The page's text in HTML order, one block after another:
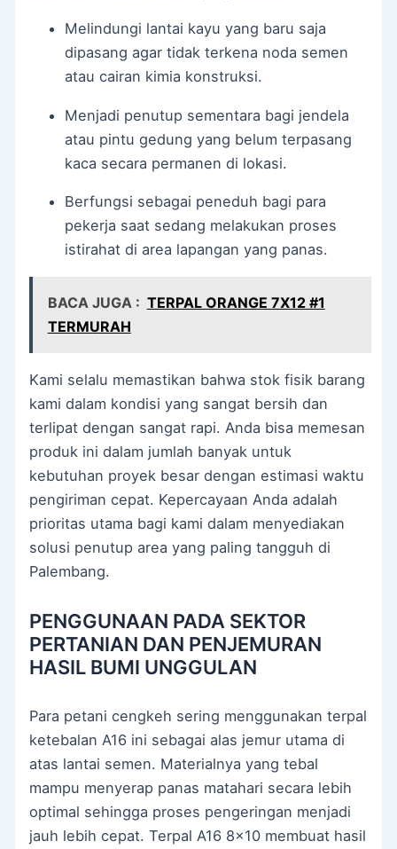
Melindungi lantai kayu yang baru saja
dipasang agar tidak terkena noda semen
atau cairan kimia konstruksi.
Menjadi penutup sementara bagi jendela
atau pintu gedung yang belum terpasang
kaca secara permanen di lokasi.
Berfungsi sebagai peneduh bagi para
pekerja saat sedang melakukan proses
istirahat di area lapangan yang panas.
BACA JUGA : TERPAL ORANGE 7X12 #1
TERMURAH
Kami selalu memastikan bahwa stok fisik barang
kami dalam kondisi yang sangat bersih dan
terlipat dengan sangat rapi. Anda bisa memesan
produk ini dalam jumlah banyak untuk
kebutuhan proyek besar dengan estimasi waktu
pengiriman cepat. Kepercayaan Anda adalah
prioritas utama bagi kami dalam menyediakan
solusi penutup area yang paling tangguh di
Palembang.
PENGGUNAAN PADA SEKTOR
PERTANIAN DAN PENJEMURAN
HASIL BUMI UNGGULAN
Para petani cengkeh sering menggunakan terpal
ketebalan A16 ini sebagai alas jemur utama di
atas lantai semen. Materialnya yang tebal
mampu menyerap panas matahari secara lebih
optimal sehingga proses pengeringan menjadi
jauh lebih cepat. Terpal A16 8×10 membuat hasil